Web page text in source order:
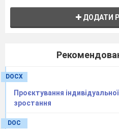
ДОДАТИ
DOCX
Проєктування
зростання
DOC